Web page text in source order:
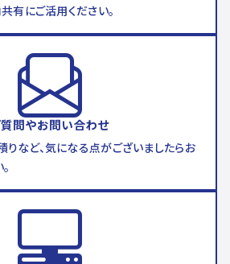
有にご活用ください。
質問やお問い合わせ
など、気になる点がございましたらお